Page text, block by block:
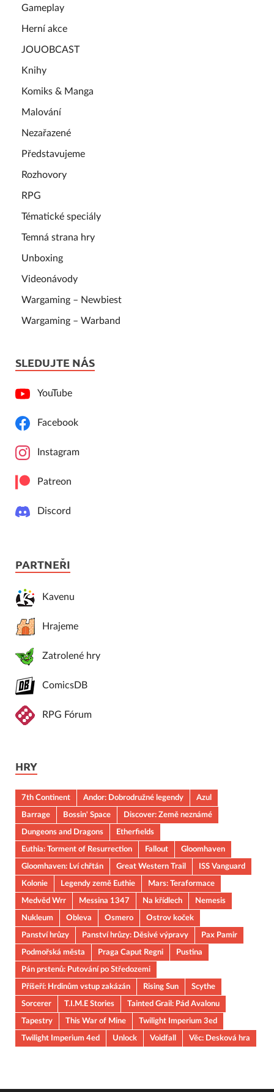
Gameplay
Herní akce
JOUOBCAST
Knihy
Komiks & Manga
Malování
Nezařazené
Představujeme
Rozhovory
RPG
Tématické speciály
Temná strana hry
Unboxing
Videonávody
Wargaming – Newbiest
Wargaming – Warband
SLEDUJTE NÁS
YouTube
Facebook
Instagram
Patreon
Discord
PARTNEŘI
Kavenu
Hrajeme
Zatrolené hry
ComicsDB
RPG Fórum
HRY
7th Continent Andor: Dobrodružné legendy
Azul
Barrage
Bossin' Space
Discover: Země neznámé
Dungeons and Dragons
Etherfields
Euthia: Torment of Resurrection
Fallout
Gloomhaven
Gloomhaven: Lví chřtán
Great Western Trail
ISS Vanguard
Kolonie
Legendy země Euthie
Mars: Teraformace
Medvěd Wrr
Messina 1347 Na křídlech
Nemesis
Nukleum
Obleva Osmero
Ostrov koček
Panství hrůzy
Panství hrůzy: Děsivé výpravy
Pax Pamir
Podmořská města
Praga Caput Regni
Pustina
Pán prstenů: Putování po Středozemi
Příšeří: Hrdinům vstup zakázán
Rising Sun
Scythe
Sorcerer
T.I.M.E Stories
Tainted Grail: Pád Avalonu
Tapestry
This War of Mine
Twilight Imperium 3ed
Twilight Imperium 4ed
Unlock Voidfall Věc: Desková hra